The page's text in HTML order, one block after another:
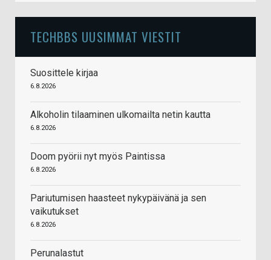
TECHBBS UUSIMMAT VIESTIT
Suosittele kirjaa
6.8.2026
Alkoholin tilaaminen ulkomailta netin kautta
6.8.2026
Doom pyörii nyt myös Paintissa
6.8.2026
Pariutumisen haasteet nykypäivänä ja sen
vaikutukset
6.8.2026
Perunalastut